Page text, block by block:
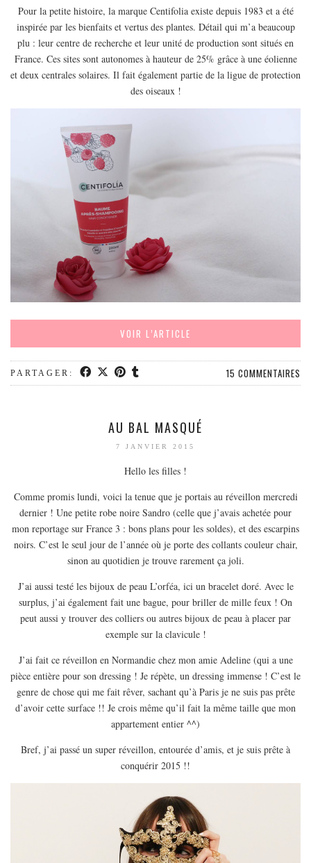
PAYS BAS
RÉPUBLIQUE TCHÈQUE
OCÉANIE
AUSTRALIE
MON PROGRAMME DE YOGA EN LIGNE
AUTRES CATÉGORIES
DIVERSES BOX
LIFESTYLE
ME CONTACTER
A PROPOS
Pour la petite histoire, la marque Centifolia existe depuis 1983 et a été
inspirée par les bienfaits et vertus des plantes. Détail qui m’a beaucoup
plu : leur centre de recherche et leur unité de production sont situés en
France. Ces sites sont autonomes à hauteur de 25% grâce à une éolienne
et deux centrales solaires. Il fait également partie de la ligue de protection
des oiseaux !
VOIR L’ARTICLE
PARTAGER: 15 COMMENTAIRES
AU BAL MASQUÉ
7 JANVIER 2015
Hello les filles !
Comme promis lundi, voici la tenue que je portais au réveillon mercredi
dernier ! Une petite robe noire Sandro (celle que j’avais achetée pour
mon reportage sur France 3 : bons plans pour les soldes), et des escarpins
noirs. C’est le seul jour de l’année où je porte des collants couleur chair,
sinon au quotidien je trouve rarement ça joli.
J’ai aussi testé les bijoux de peau L’orféa, ici un bracelet doré. Avec le
surplus, j’ai également fait une bague, pour briller de mille feux ! On
peut aussi y trouver des colliers ou autres bijoux de peau à placer par
exemple sur la clavicule !
J’ai fait ce réveillon en Normandie chez mon amie Adeline (qui a une
pièce entière pour son dressing ! Je répète, un dressing immense ! C’est le
genre de chose qui me fait rêver, sachant qu’à Paris je ne suis pas prête
d’avoir cette surface !! Je crois même qu’il fait la même taille que mon
appartement entier ^^)
Bref, j’ai passé un super réveillon, entourée d’amis, et je suis prête à
conquérir 2015 !!